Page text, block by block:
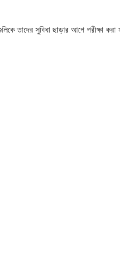
তাদের সুবিধা ছাড়ার আগে পরীক্ষা